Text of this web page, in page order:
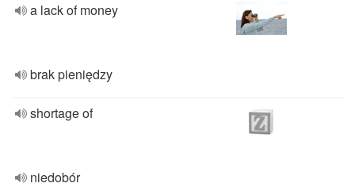
a lack of money
brak pieniędzy
shortage of
niedobór